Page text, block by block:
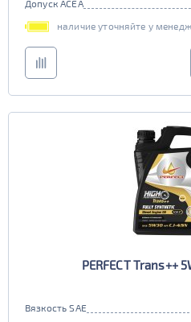
Допуск ACEA
наличие уточняйте у
PERFECT Trans++
Вязкость SAE